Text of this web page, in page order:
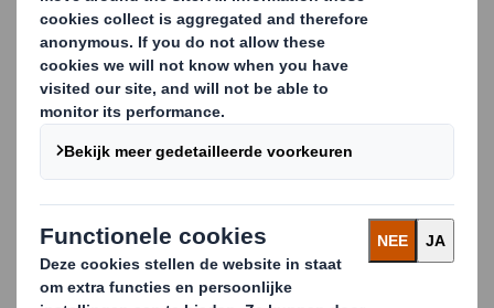
Voordelen:
Kostprijstechnisch interessant
Robuust, stevig en lichtgewicht tegelijk
Carousel. Use previous and next buttons to move